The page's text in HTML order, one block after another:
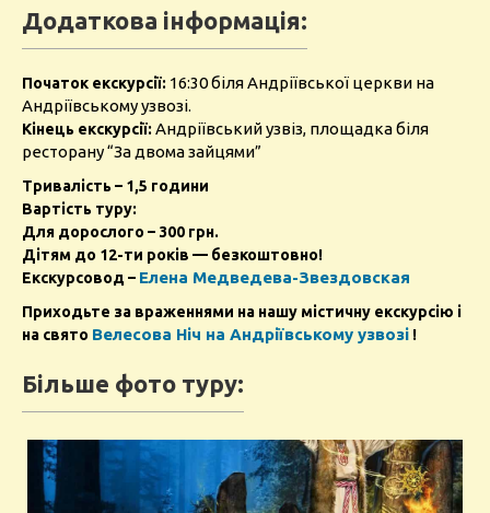
Додаткова інформація:
Початок екскурсії: 16:30 біля Андріївської церкви на
Андріївському узвозі.
Кінець екскурсії: Андріївський узвіз, площадка біля
ресторану “За двома зайцями”
Тривалість – 1,5 години
Вартість туру:
Для дорослого – 300 грн.
Дітям до 12-ти років — безкоштовно!
Екскурсовод – Елена Медведева-Звездовская
Приходьте за враженнями на нашу містичну екскурсію і
на свято Велесова Ніч на Андріївському узвозі !
Більше фото туру: